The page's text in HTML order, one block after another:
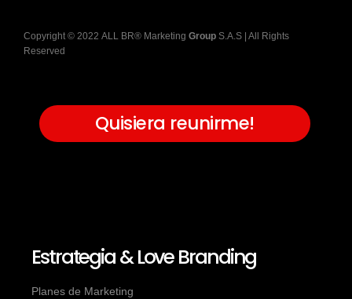
Copyright© 2022 ALL BR® Marketing Group S.A.S | All Rights
Reserved
Quisiera reunirme!
Estrategia & Love Branding
Planes de Marketing